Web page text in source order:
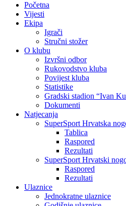
Početna
Vijesti
Ekipa
Igrači
Stručni stožer
O klubu
Izvršni odbor
Rukovodstvo kluba
Povijest kluba
Statistike
Gradski stadion “Ivan
Dokumenti
Natjecanja
SuperSport Hrvatska
Tablica
Raspored
Rezultati
SuperSport Hrvatski
Raspored
Rezultati
Ulaznice
Jednokratne ulaznice